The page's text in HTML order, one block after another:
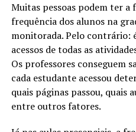
Muitas pessoas podem ter a
frequência dos alunos na
monitorada. Pelo contrário:
acessos de todas as
Os professores conseguem
cada estudante acessou
quais páginas passou, quais
entre outros fatores. ​